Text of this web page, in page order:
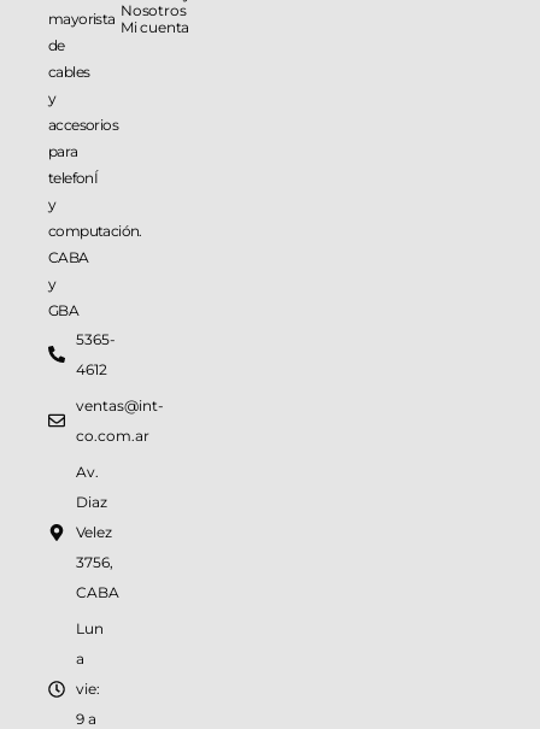
mayorista
de
cables
y
accesorios
para
telefonÍ
y
computación.
CABA
y
GBA
5365-
4612
ventas@int-
co.com.ar
Av.
Diaz
Velez
3756,
CABA
Lun
a
vie:
9 a
Nosotros
Mi cuenta